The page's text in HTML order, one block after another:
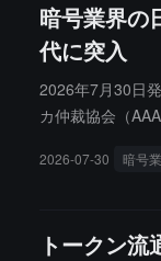
暗号業界の
代に突入
2026年7月30日
カ仲裁協会（
2026-07-30 暗号
トークン